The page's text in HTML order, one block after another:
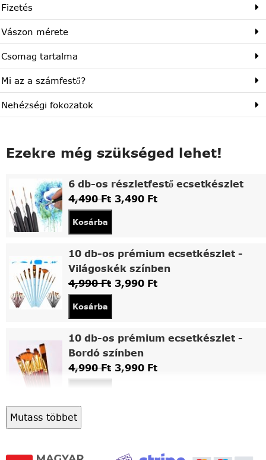
Fizetés
Vászon mérete
Csomag tartalma
Mi az a számfestő?
Nehézségi fokozatok
Ezekre még szükséged lehet!
6 db-os részletfestő ecsetkészlet
4,490Ft 3,490 Ft
Kosárba
10 db-os prémium ecsetkészlet -
Világoskék színben
4,990Ft 3,990 Ft
Kosárba
10 db-os prémium ecsetkészlet -
Bordó színben
4,990Ft 3,990 Ft
Asztali fa festőállvány
Mutass többet